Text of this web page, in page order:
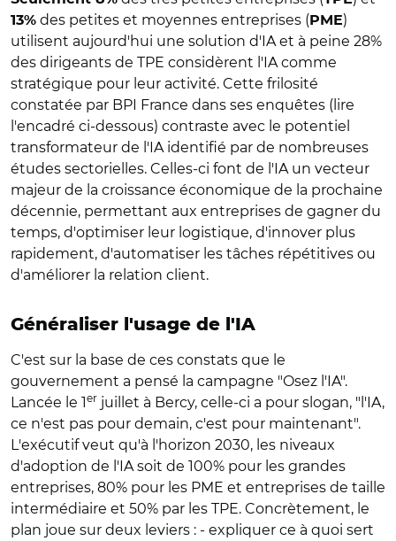
13% des petites et moyennes entreprises ( PME)
utilisent aujourd'hui une solution d'IA et à peine 28%
des dirigeants de TPE considèrent l'IA comme
stratégique pour leur activité. Cette frilosité
constatée par BPI France dans ses enquêtes (lire
l'encadré ci-dessous) contraste avec le potentiel
transformateur de l'IA identifié par de nombreuses
études sectorielles. Celles-ci font de l'IA un vecteur
majeur de la croissance économique de la prochaine
décennie, permettant aux entreprises de gagner du
temps, d'optimiser leur logistique, d'innover plus
rapidement, d'automatiser les tâches répétitives ou
d'améliorer la relation client.
Généraliser l'usage de l'IA
C'est sur la base de ces constats que le
gouvernement a pensé la campagne "Osez l'IA".
Lancée le 1er juillet à Bercy, celle-ci a pour slogan, "l'IA,
ce n'est pas pour demain, c'est pour maintenant".
L'exécutif veut qu'à l'horizon 2030, les niveaux
d'adoption de l'IA soit de 100% pour les grandes
entreprises, 80% pour les PME et entreprises de taille
intermédiaire et 50% par les TPE. Concrètement, le
plan joue sur deux leviers : - expliquer ce à quoi sert